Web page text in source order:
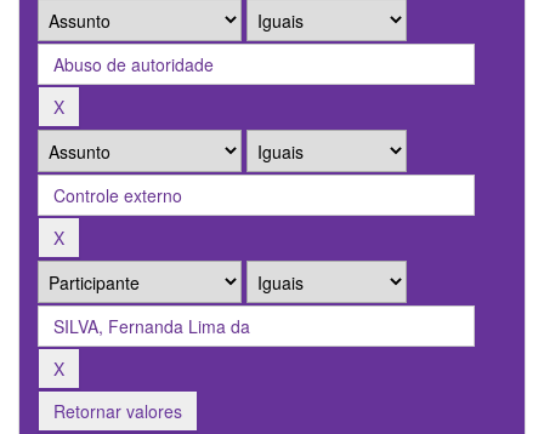
Retornar valores